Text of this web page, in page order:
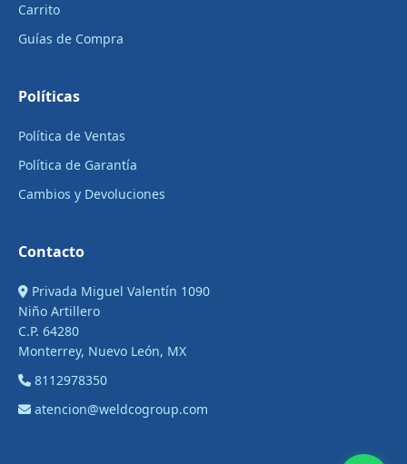
Carrito
Guías de Compra
Políticas
Política de Ventas
Política de Garantía
Cambios y Devoluciones
Contacto
Privada Miguel Valentín 1090
Niño Artillero
C.P. 64280
Monterrey, Nuevo León, MX
8112978350
atencion@weldcogroup.com